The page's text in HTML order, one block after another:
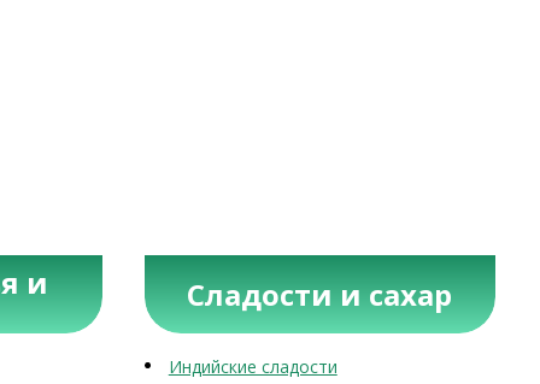
и Сладости и сахар
Индийские сладости